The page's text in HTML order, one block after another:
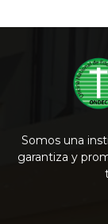
Somos una
garantiza y